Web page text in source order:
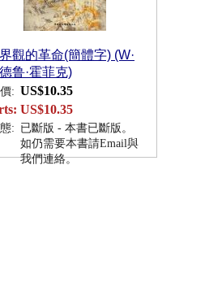
觀的革命(簡體字) (W·
鲁·霍菲克)
: US$10.35
US$10.35
: 已斷版 - 本書已斷版。
如仍需要本書請Email與
我們連絡。